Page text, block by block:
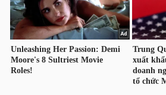
THẾ
GIỚI